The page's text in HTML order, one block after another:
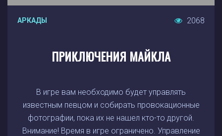
АРКАДЫ 2068
ПРИКЛЮЧЕНИЯ МАЙКЛА
В игре вам необходимо будет управлять
известным певцом и собирать провокационные
фотографии, пока их не нашел кто-то другой.
Внимание! Время в игре ограничено. Управление